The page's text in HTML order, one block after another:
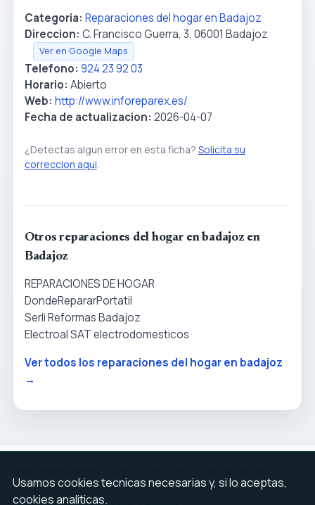
Categoria: Reparaciones del hogar en Badajoz
Direccion: C. Francisco Guerra, 3, 06001 Badajoz
Ver en Google Maps
Telefono: 924 23 92 03
Horario: Abierto
Web: http://www.inforeparex.es/
Fecha de actualizacion: 2026-04-07
¿Detectas algun error en esta ficha? Solicita su
correccion aqui
Otros reparaciones del hogar en badajoz en
Badajoz
REPARACIONES DE HOGAR
DondeRepararPortatil
Serli Reformas Badajoz
Electroal SAT electrodomesticos
Ver todos los reparaciones del hogar en badajoz
→
Creado por Ricardo Cruzate Muñoz ·
Usamos cookies tecnicas necesarias y, si lo aceptas,
cookies analiticas.